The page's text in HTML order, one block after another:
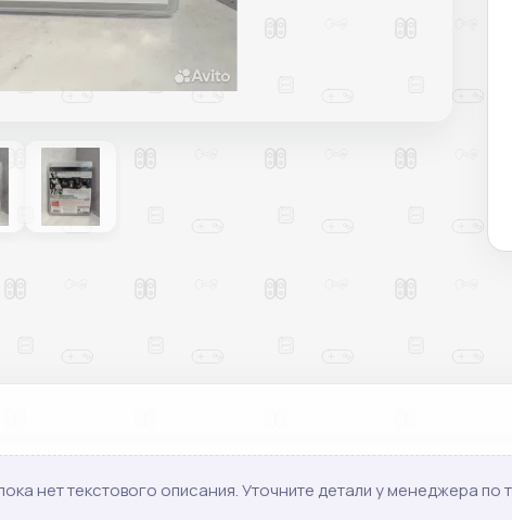
нет текстового описания. Уточните детали у менеджера по